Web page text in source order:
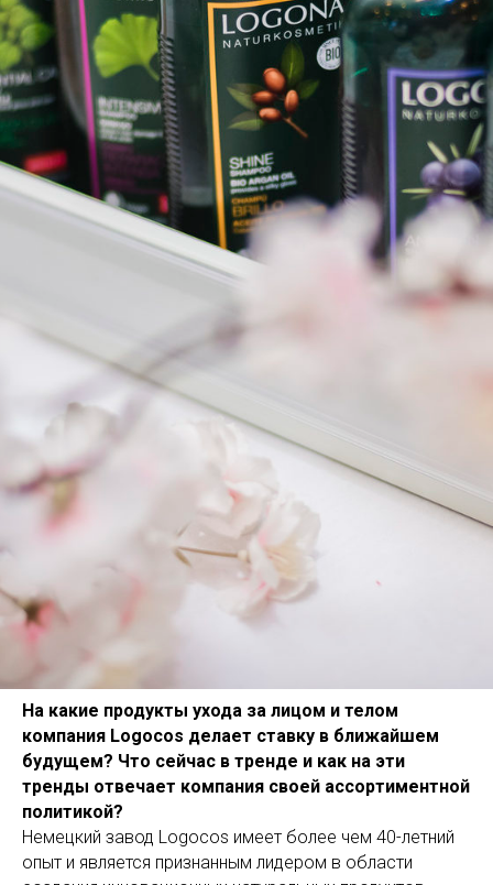
На какие продукты ухода за лицом и телом
компания Logocos делает ставку в ближайшем
будущем? Что сейчас в тренде и как на эти
тренды отвечает компания своей ассортиментной
политикой?
Немецкий завод Logocos имеет более чем 40-летний
опыт и является признанным лидером в области